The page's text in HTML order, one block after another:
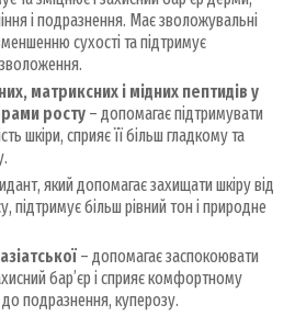
і подразнення. Має зволожувальні
сухості та підтримує
матриксних і мідних пептидів у
росту – допомагає підтримувати
шкіри, сприяє її більш гладкому та
який допомагає захищати шкіру від
підтримує більш рівний тон і природне
– допомагає заспокоювати
бар’єр і сприяє комфортному
до подразнення, куперозу.